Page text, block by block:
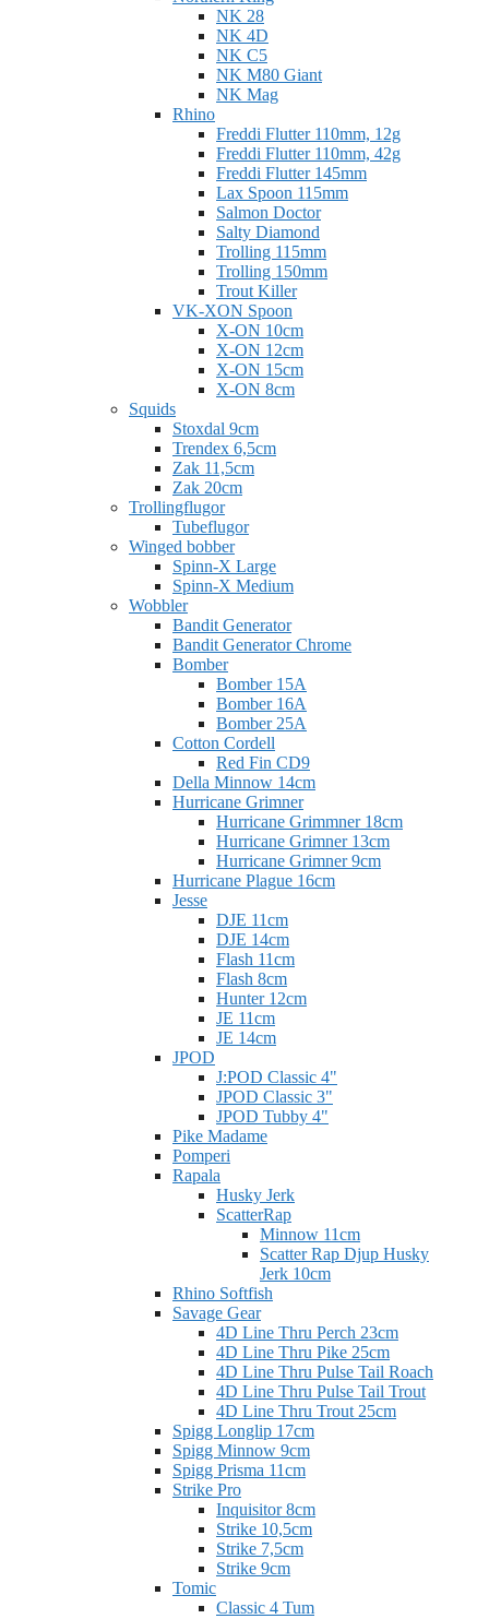
NK 28
NK 4D
NK C5
NK M80 Giant
NK Mag
Rhino
Freddi Flutter 110mm, 12g
Freddi Flutter 110mm, 42g
Freddi Flutter 145mm
Lax Spoon 115mm
Salmon Doctor
Salty Diamond
Trolling 115mm
Trolling 150mm
Trout Killer
VK-XON Spoon
X-ON 10cm
X-ON 12cm
X-ON 15cm
X-ON 8cm
Squids
Stoxdal 9cm
Trendex 6,5cm
Zak 11,5cm
Zak 20cm
Trollingflugor
Tubeflugor
Winged bobber
Spinn-X Large
Spinn-X Medium
Wobbler
Bandit Generator
Bandit Generator Chrome
Bomber
Bomber 15A
Bomber 16A
Bomber 25A
Cotton Cordell
Red Fin CD9
Della Minnow 14cm
Hurricane Grimner
Hurricane Grimmner 18cm
Hurricane Grimner 13cm
Hurricane Grimner 9cm
Hurricane Plague 16cm
Jesse
DJE 11cm
DJE 14cm
Flash 11cm
Flash 8cm
Hunter 12cm
JE 11cm
JE 14cm
JPOD
J:POD Classic 4"
JPOD Classic 3"
JPOD Tubby 4"
Pike Madame
Pomperi
Rapala
Husky Jerk
ScatterRap
Minnow 11cm
Scatter Rap Djup Husky
Jerk 10cm
Rhino Softfish
Savage Gear
4D Line Thru Perch 23cm
4D Line Thru Pike 25cm
4D Line Thru Pulse Tail Roach
4D Line Thru Pulse Tail Trout
4D Line Thru Trout 25cm
Spigg Longlip 17cm
Spigg Minnow 9cm
Spigg Prisma 11cm
Strike Pro
Inquisitor 8cm
Strike 10,5cm
Strike 7,5cm
Strike 9cm
Tomic
Classic 4 Tum